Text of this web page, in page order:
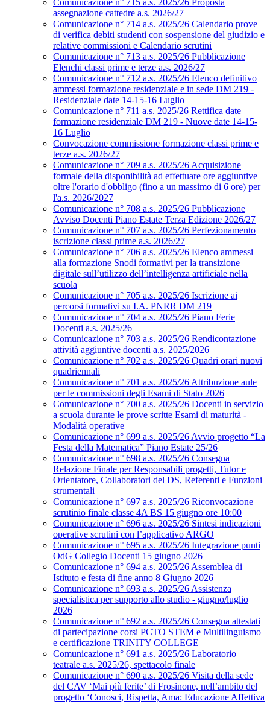
Comunicazione n° 715 a.s. 2025/26 Proposta
assegnazione cattedre a.s. 2026/27
Comunicazione n° 714 a.s. 2025/26 Calendario prove
di verifica debiti studenti con sospensione del giudizio e
relative commissioni e Calendario scrutini
Comunicazione n° 713 a.s. 2025/26 Pubblicazione
Elenchi classi prime e terze a.s. 2026/27
Comunicazione n° 712 a.s. 2025/26 Elenco definitivo
ammessi formazione residenziale e in sede DM 219 -
Residenziale date 14-15-16 Luglio
Comunicazione n° 711 a.s. 2025/26 Rettifica date
formazione residenziale DM 219 - Nuove date 14-15-
16 Luglio
Convocazione commissione formazione classi prime e
terze a.s. 2026/27
Comunicazione n° 709 a.s. 2025/26 Acquisizione
formale della disponibilità ad effettuare ore aggiuntive
oltre l'orario d'obbligo (fino a un massimo di 6 ore) per
l'a.s. 2026/2027
Comunicazione n° 708 a.s. 2025/26 Pubblicazione
Avviso Docenti Piano Estate Terza Edizione 2026/27
Comunicazione n° 707 a.s. 2025/26 Perfezionamento
iscrizione classi prime a.s. 2026/27
Comunicazione n° 706 a.s. 2025/26 Elenco ammessi
alla formazione Snodi formativi per la transizione
digitale sull’utilizzo dell’intelligenza artificiale nella
scuola
Comunicazione n° 705 a.s. 2025/26 Iscrizione ai
percorsi formativi su I.A. PNRR DM 219
Comunicazione n° 704 a.s. 2025/26 Piano Ferie
Docenti a.s. 2025/26
Comunicazione n° 703 a.s. 2025/26 Rendicontazione
attività aggiuntive docenti a.s. 2025/2026
Comunicazione n° 702 a.s. 2025/26 Quadri orari nuovi
quadriennali
Comunicazione n° 701 a.s. 2025/26 Attribuzione aule
per le commissioni degli Esami di Stato 2026
Comunicazione n° 700 a.s. 2025/26 Docenti in servizio
a scuola durante le prove scritte Esami di maturità -
Modalità operative
Comunicazione n° 699 a.s. 2025/26 Avvio progetto “La
Festa della Matematica” Piano Estate 25/26
Comunicazione n° 698 a.s. 2025/26 Consegna
Relazione Finale per Responsabili progetti, Tutor e
Orientatore, Collaboratori del DS, Referenti e Funzioni
strumentali
Comunicazione n° 697 a.s. 2025/26 Riconvocazione
scrutinio finale classe 4A BS 15 giugno ore 10:00
Comunicazione n° 696 a.s. 2025/26 Sintesi indicazioni
operative scrutini con l’applicativo ARGO
Comunicazione n° 695 a.s. 2025/26 Integrazione punti
OdG Collegio Docenti 15 giugno 2026
Comunicazione n° 694 a.s. 2025/26 Assemblea di
Istituto e festa di fine anno 8 Giugno 2026
Comunicazione n° 693 a.s. 2025/26 Assistenza
specialistica per supporto allo studio - giugno/luglio
2026
Comunicazione n° 692 a.s. 2025/26 Consegna attestati
di partecipazione corsi PCTO STEM e Multilinguismo
e certificazione TRINITY COLLEGE
Comunicazione n° 691 a.s. 2025/26 Laboratorio
teatrale a.s. 2025/26, spettacolo finale
Comunicazione n° 690 a.s. 2025/26 Visita della sede
del CAV ‘Mai più ferite’ di Frosinone, nell’ambito del
progetto ‘Conosci, Rispetta, Ama: Educazione Affettiva